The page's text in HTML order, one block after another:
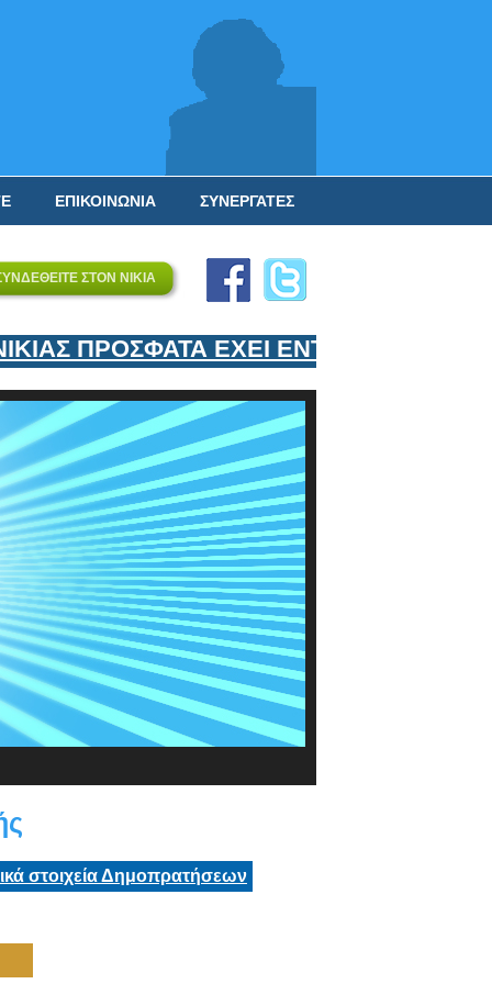
ΣΥΝΕΡΓΑΤΕΣ
ΕΠΙΚΟΙΝΩΝΙΑ
ΣΤΟΝ ΝΙΚΙΑ
ΠΡΟΣΦΑΤΑ ΕΧΕΙ ΕΝΤΑΞΕΙ ΣΤΟΝ
στοιχεία Δημοπρατήσεων